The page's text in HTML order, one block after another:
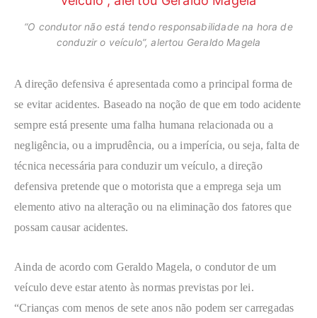
“O condutor não está tendo responsabilidade na hora de
conduzir o veículo”, alertou Geraldo Magela
A direção defensiva é apresentada como a principal forma de
se evitar acidentes. Baseado na noção de que em todo acidente
sempre está presente uma falha humana relacionada ou a
negligência, ou a imprudência, ou a imperícia, ou seja, falta de
técnica necessária para conduzir um veículo, a direção
defensiva pretende que o motorista que a emprega seja um
elemento ativo na alteração ou na eliminação dos fatores que
possam causar acidentes.
Ainda de acordo com Geraldo Magela, o condutor de um
veículo deve estar atento às normas previstas por lei.
“Crianças com menos de sete anos não podem ser carregadas